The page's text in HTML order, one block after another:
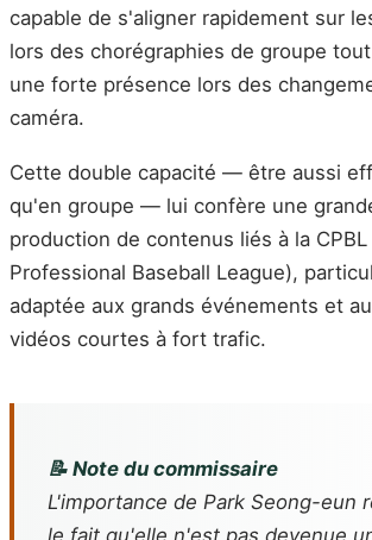
capable de s'aligner rapidement sur
lors des chorégraphies de groupe
une forte présence lors des
caméra.
Cette double capacité — être aussi
qu'en groupe — lui confère une
production de contenus liés à la
Professional Baseball League),
adaptée aux grands événements et
vidéos courtes à fort trafic.
📝 Note du commissaire
L'importance de Park Seong-eun
le fait qu'elle n'est pas devenue